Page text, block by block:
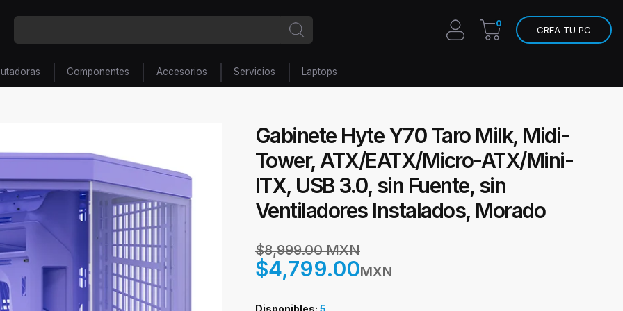
0
CREA TU PC
Componentes Accesorios Servicios Laptops
Gabinete Hyte Y70 Taro Milk, Midi-
Tower, ATX/EATX/Micro-ATX/Mini-
ITX, USB 3.0, sin Fuente, sin
Ventiladores Instalados, Morado
$8,999.00 MXN
$4,799.00MXN